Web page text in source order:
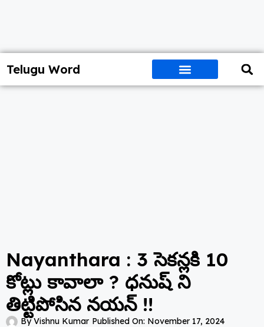
Telugu Word
Nayanthara : 3 సెకన్లకి 10
కోట్లు కావాలా ? ధనుష్ ని
తిట్టిపోసిన నయన్ !!
ByVishnu Kumar Published On: November 17, 2024